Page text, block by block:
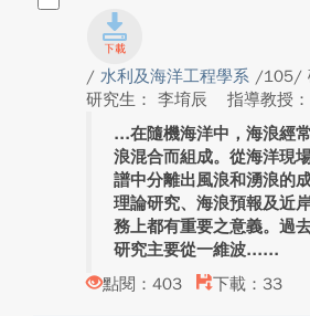
/ 水利及海洋工程學系 /105/
研究生： 李堉辰
指導教授：
在隨機海洋中，海浪經
浪混合而組成。從海洋現
譜中分離出風浪和湧浪的
理論研究、海浪預報及近
務上都有重要之意義。過
研究主要從一維波...
點閱：403
下載：33